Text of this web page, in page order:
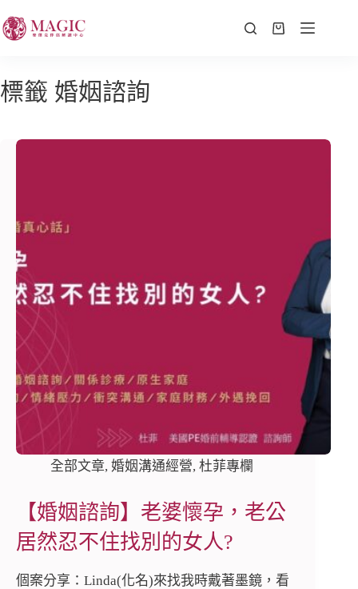
標籤 婚姻諮詢
全部文章, 婚姻溝通經營, 杜菲專欄
【婚姻諮詢】老婆懷孕，老公
居然忍不住找別的女人?
個案分享：Linda(化名)來找我時戴著墨鏡，看